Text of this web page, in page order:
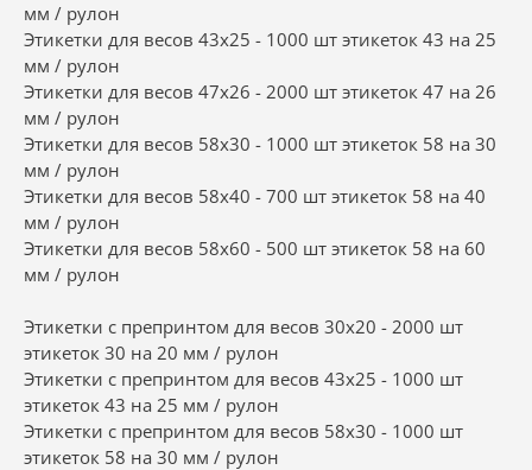
мм / рулон
Этикетки для весов 43x25 - 1000 шт этикеток 43 на 25
мм / рулон
Этикетки для весов 47x26 - 2000 шт этикеток 47 на 26
мм / рулон
Этикетки для весов 58x30 - 1000 шт этикеток 58 на 30
мм / рулон
Этикетки для весов 58x40 - 700 шт этикеток 58 на 40
мм / рулон
Этикетки для весов 58x60 - 500 шт этикеток 58 на 60
мм / рулон
Этикетки с препринтом для весов 30x20 - 2000 шт
этикеток 30 на 20 мм / рулон
Этикетки с препринтом для весов 43x25 - 1000 шт
этикеток 43 на 25 мм / рулон
Этикетки с препринтом для весов 58x30 - 1000 шт
этикеток 58 на 30 мм / рулон